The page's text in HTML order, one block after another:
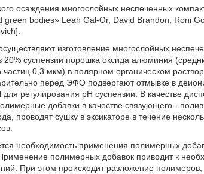
осаждения многослойных неспеченных
bodies» Leah Gal-Or, David Brandon, Roni
изготовление многослойных
20% суспензии порошка оксида алюминия
0,3 мкм) в полярном органическом
перед ЭФО подвергают отмывке в
регулирования pH суспензии. В качестве
добавки в качестве связующего -
проводят сушку в эксикаторе в течение
необходимость применения полимерных
полимерных добавок приводит к
При этом происходит разложение полимеров,